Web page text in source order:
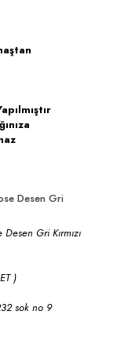
Desen Gri
Gri Kırmızı
)
sok no 9